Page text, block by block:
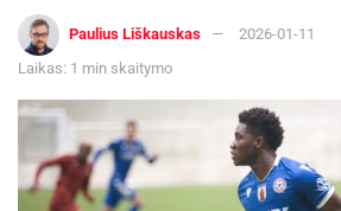
Paulius Liškauskas
2026-01-11
Laikas: 1 min skaitymo